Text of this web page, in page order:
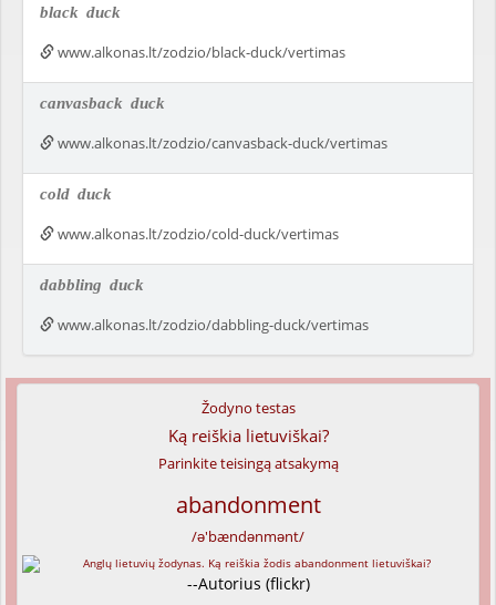
black duck
www.alkonas.lt/zodzio/black-duck/vertimas
canvasback duck
www.alkonas.lt/zodzio/canvasback-duck/vertimas
cold duck
www.alkonas.lt/zodzio/cold-duck/vertimas
dabbling duck
www.alkonas.lt/zodzio/dabbling-duck/vertimas
Žodyno testas
Ką reiškia lietuviškai?
Parinkite teisingą atsakymą
abandonment
/ə'bændənmənt/
--Autorius (flickr)